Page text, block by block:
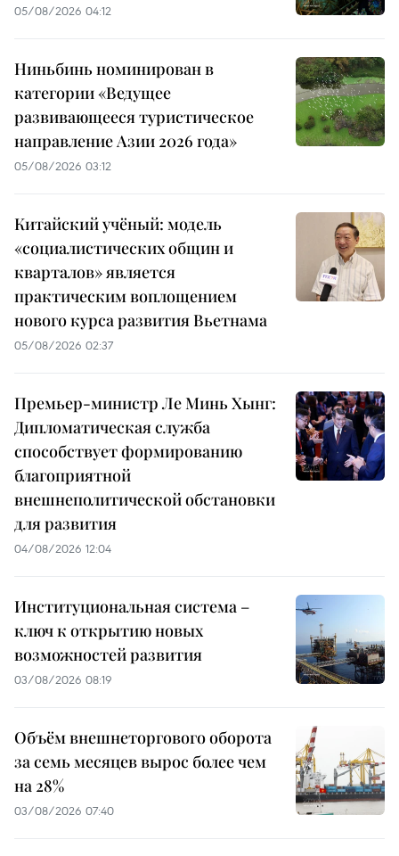
05/08/2026 04:12
Ниньбинь номинирован в
категории «Ведущее
развивающееся туристическое
направление Азии 2026 года»
05/08/2026 03:12
Китайский учёный: модель
«социалистических общин и
кварталов» является
практическим воплощением
нового курса развития Вьетнама
05/08/2026 02:37
Премьер-министр Ле Минь Хынг:
Дипломатическая служба
способствует формированию
благоприятной
внешнеполитической обстановки
для развития
04/08/2026 12:04
Институциональная система –
ключ к открытию новых
возможностей развития
03/08/2026 08:19
Объём внешнеторгового оборота
за семь месяцев вырос более чем
на 28%
03/08/2026 07:40